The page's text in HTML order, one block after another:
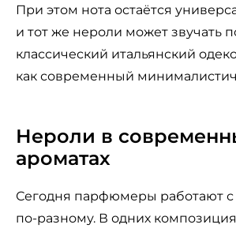
При этом нота остаётся
и тот же нероли может звучать
классический итальянский
как современный
Нероли в
ароматах
Сегодня парфюмеры работают
по-разному. В одних